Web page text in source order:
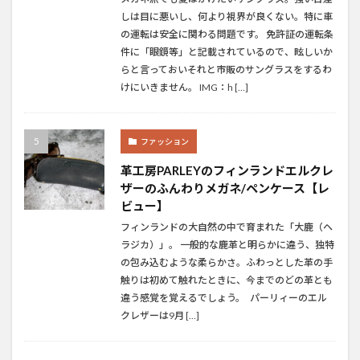
しは目に悪いし、何より視界が良くない。特に車
の運転は安全に関わる問題です。 免許証の運転条
件に「眼鏡等」と記載されているので、眩しいか
らと言っておいそれと市販のサングラスをするわ
けにいきません。 IMG：h […]
ファッション
革工房PARLEYのフィンランドエルクレ
ザーのふんわりメガネ/ペンケース【レ
ビュー】
フィンランドの大自然の中で育まれた「大鹿（ヘ
ラジカ）」。 一般的な鹿革と明らかに違う、独特
の包み込むような柔らかさ。ふわっとした革の手
触りは初めて触れたときに、今までのどの革とも
違う感覚を覚えるでしょう。 パーリィーのエル
クレザーは9月 […]